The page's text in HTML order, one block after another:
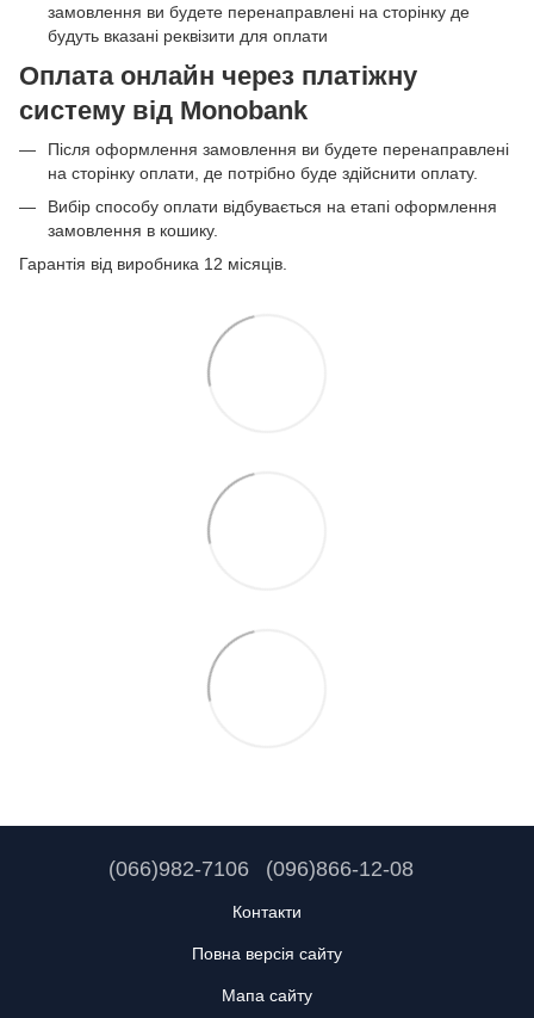
замовлення ви будете перенаправлені на сторінку де
будуть вказані реквізити для оплати
Оплата онлайн через платіжну
систему від Monobank
Після оформлення замовлення ви будете перенаправлені
на сторінку оплати, де потрібно буде здійснити оплату.
Вибір способу оплати відбувається на етапі оформлення
замовлення в кошику.
Гарантія від виробника 12 місяців.
(066)982-7106 (096)866-12-08
Контакти
Повна версія сайту
Мапа сайту